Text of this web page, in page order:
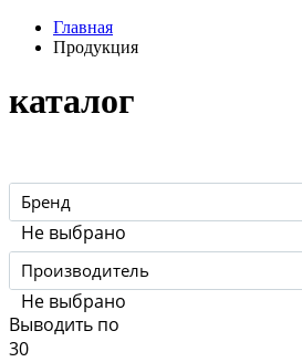
Главная
Продукция
каталог
Бренд
Не выбрано
Производитель
Не выбрано
Выводить по
30